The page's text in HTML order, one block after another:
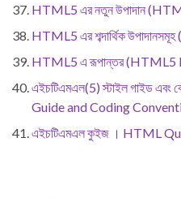
HTML5 এর নতুন উপাদান
HTML5 এর শব্দার্থিক
HTML5 এ রূপান্তর
এইচটিএমএল(5) স্টাইল গাইড
Guide and Coding
এইচটিএমএল কুইজ । HTML